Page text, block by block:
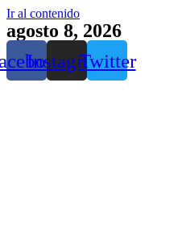
Ir al contenido
agosto 8, 2026
InstagramTwitter